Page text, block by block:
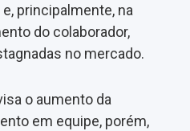
principalmente, na
do colaborador,
no mercado.
o aumento da
em equipe, porém,